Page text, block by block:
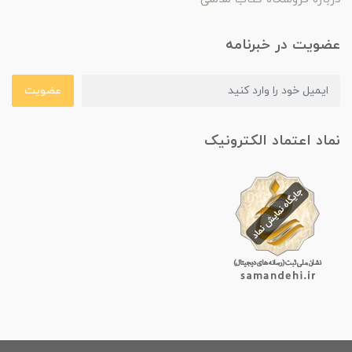
عضویت در خبرنامه
عضویت
نماد اعتماد الکترونیک